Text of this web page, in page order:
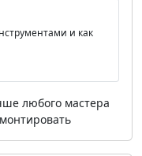
и как
любого мастера